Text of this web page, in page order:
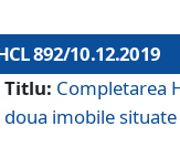
892/10.12.2019
Titlu: Completarea
doua imobile